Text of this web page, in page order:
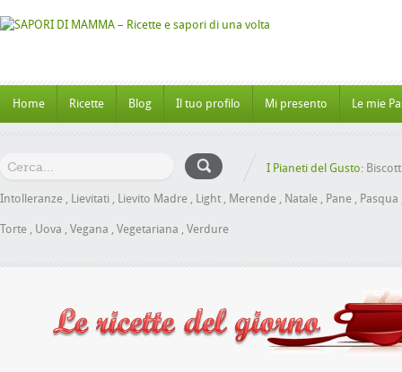
Home Ricette Blog Il tuo profilo Mi presento Le mie
I Pianeti del Gusto:
Intolleranze , Lievitati , Lievito Madre , Light , Merende , Natale , Pane , Pasqua
Torte , Uova , Vegana , Vegetariana , Verdure